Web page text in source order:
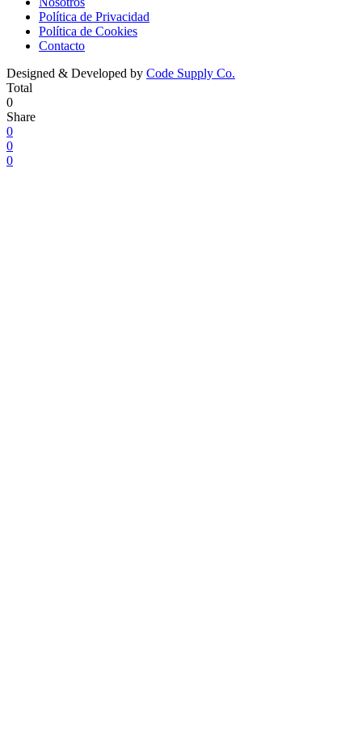
Política de Privacidad
Política de Cookies
Contacto
Designed & Developed by Code Supply Co.
Total
0
Share
0
0
0